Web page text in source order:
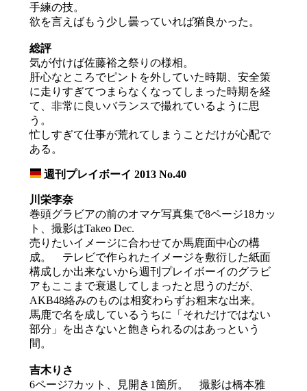
手練の技。
欲を言えばもう少し曇っていれば猶良かった。
総評
気が付けば佐藤裕之祭りの様相。
肝心なところでピントを外していた時期、安全策
に走りすぎてつまらなくなってしまった時期を経
て、非常に良いバランスで撮れているように思
う。
忙しすぎて仕事が荒れてしまうことだけが心配で
ある。
週刊プレイボーイ 2013 No.40
川栄李奈
巻頭グラビアの前のオマケ写真集で8ページ18カッ
ト、撮影はTakeo Dec.
売りたいイメージに合わせてか馬鹿面中心の構
成。 テレビで作られたイメージを敷衍した紙面
構成しか出来ないから週刊プレイボーイのグラビ
アもここまで衰退してしまったと思うのだが、
AKB48絡みのものは相変わらずお粗末な出来。
馬鹿で名を成しているうちに「それだけではない
部分」を出さないと飽きられるのはあっという
間。
吉木りさ
6ページ7カット、見開き1箇所。 撮影は橋本雅